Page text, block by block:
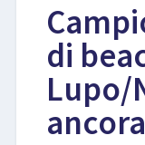
di
Lupo/